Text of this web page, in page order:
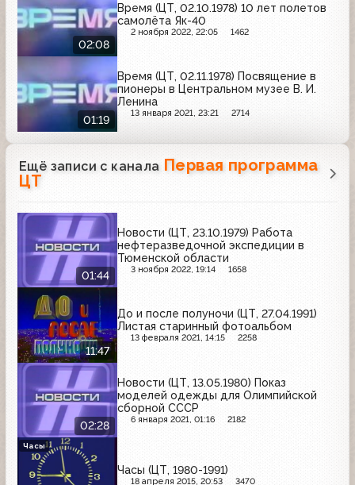
02:08
Время (ЦТ, 02.10.1978) 10 лет полетов
самолёта Як-40
2 ноября 2022, 22:05 1462
01:19
Время (ЦТ, 02.11.1978) Посвящение в
пионеры в Центральном музее В. И.
Ленина
13 января 2021, 23:21 2714
Ещё записи с канала Первая программа
ЦТ
01:44
Новости (ЦТ, 23.10.1979) Работа
нефтеразведочной экспедиции в
Тюменской области
3 ноября 2022, 19:14 1658
11:47
До и после полуночи (ЦТ, 27.04.1991)
Листая старинный фотоальбом
13 февраля 2021, 14:15 2258
02:28
Новости (ЦТ, 13.05.1980) Показ
моделей одежды для Олимпийской
сборной СССР
6 января 2021, 01:16 2182
Часы (ЦТ, 1980-1991)
18 апреля 2015, 20:53 3470
Часы